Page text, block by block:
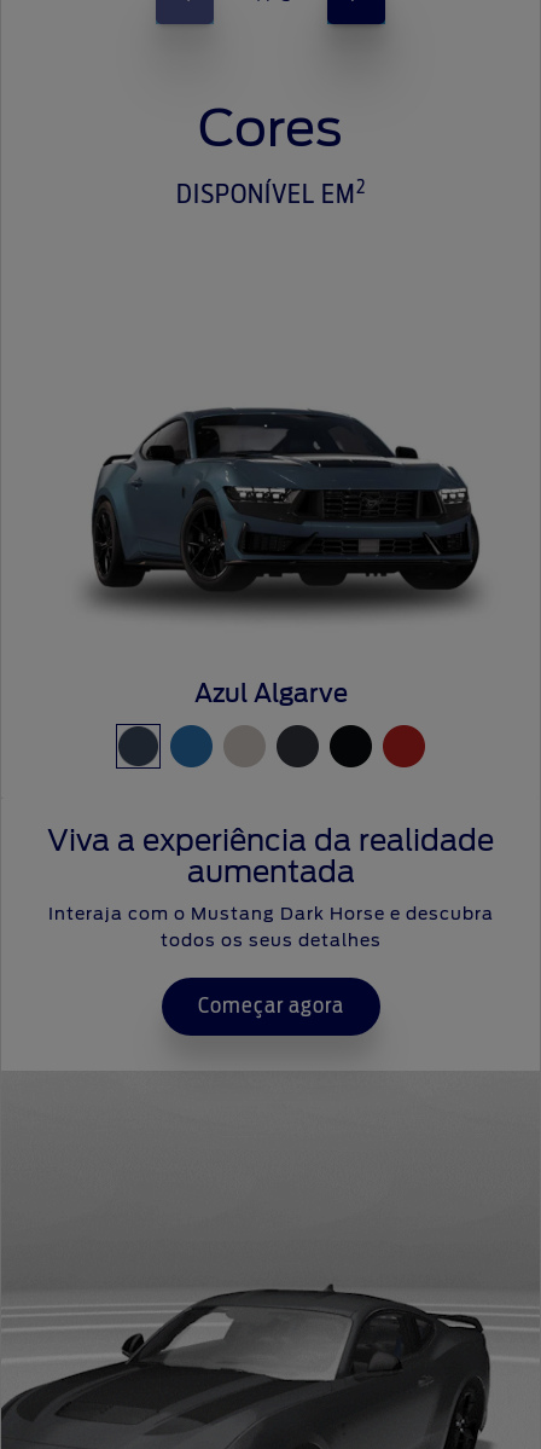
Cores
DISPONÍVEL EM 2
Azul Algarve
Viva a experiência da realidade
aumentada
Interaja com o Mustang Dark Horse e descubra
todos os seus detalhes
Começar agora